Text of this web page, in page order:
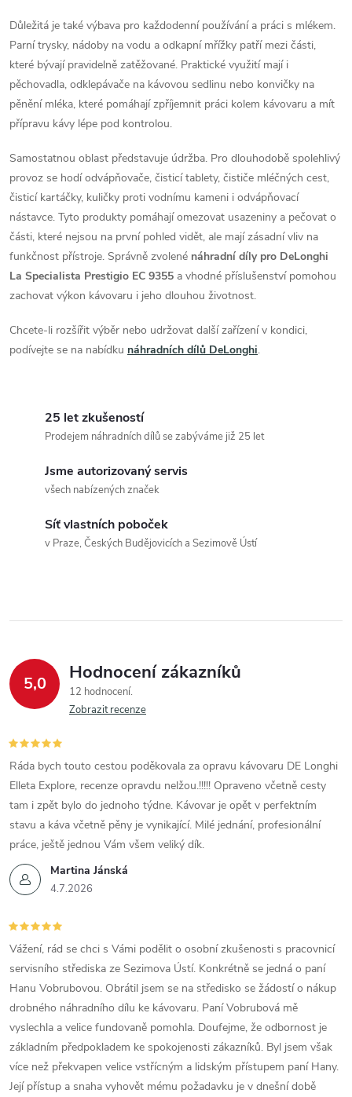
p
i
s
u
Důležitá je také výbava pro každodenní používání a práci s mlékem.
Parní trysky, nádoby na vodu a odkapní mřížky patří mezi části,
které bývají pravidelně zatěžované. Praktické využití mají i
pěchovadla, odklepávače na kávovou sedlinu nebo konvičky na
pěnění mléka, které pomáhají zpříjemnit práci kolem kávovaru a mít
přípravu kávy lépe pod kontrolou.
Samostatnou oblast představuje údržba. Pro dlouhodobě spolehlivý
provoz se hodí odvápňovače, čisticí tablety, čističe mléčných cest,
čisticí kartáčky, kuličky proti vodnímu kameni i odvápňovací
nástavce. Tyto produkty pomáhají omezovat usazeniny a pečovat o
části, které nejsou na první pohled vidět, ale mají zásadní vliv na
funkčnost přístroje. Správně zvolené náhradní díly pro DeLonghi
La Specialista Prestigio EC 9355 a vhodné příslušenství pomohou
zachovat výkon kávovaru i jeho dlouhou životnost.
Chcete-li rozšířit výběr nebo udržovat další zařízení v kondici,
podívejte se na nabídku náhradních dílů DeLonghi.
25 let zkušeností
Prodejem náhradních dílů se zabýváme již 25 let
Jsme autorizovaný servis
všech nabízených značek
Síť vlastních poboček
v Praze, Českých Budějovicích a Sezimově Ústí
5,0 Hodnocení zákazníků
12 hodnocení
Zobrazit recenze
Martina Jánská
4.7.2026
Ráda bych touto cestou poděkovala za opravu kávovaru DE Longhi
Elleta Explore, recenze opravdu nelžou.!!!!! Opraveno včetně cesty
tam i zpět bylo do jednoho týdne. Kávovar je opět v perfektním
stavu a káva včetně pěny je vynikající. Milé jednání, profesionální
práce, ještě jednou Vám všem veliký dík.
Vážení, rád se chci s Vámi podělit o osobní zkušenosti s pracovnicí
servisního střediska ze Sezimova Ústí. Konkrétně se jedná o paní
Hanu Vobrubovou. Obrátil jsem se na středisko se žádostí o nákup
drobného náhradního dílu ke kávovaru. Paní Vobrubová mě
vyslechla a velice fundovaně pomohla. Doufejme, že odbornost je
základním předpokladem ke spokojenosti zákazníků. Byl jsem však
více než překvapen velice vstřícným a lidským přístupem paní Hany.
Její přístup a snaha vyhovět mému požadavku je v dnešní době